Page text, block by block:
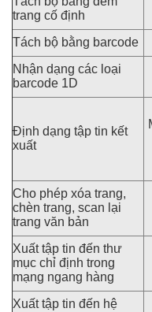
trang cố định
Tách bộ bằng barcode
Nhận dạng các loại
barcode 1D
Định dạng tập tin kết
xuất
Cho phép xóa trang,
chèn trang, scan lại
trang văn bản
Xuất tập tin đến thư
mục chỉ định trong
mạng ngang hàng
Xuất tập tin đến hệ